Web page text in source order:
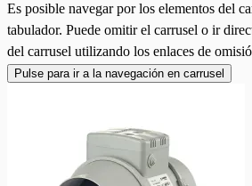
Es posible navegar por los elementos del
tabulador. Puede omitir el carrusel o ir
del carrusel utilizando los enlaces de
Pulse para ir a la navegación en carrusel